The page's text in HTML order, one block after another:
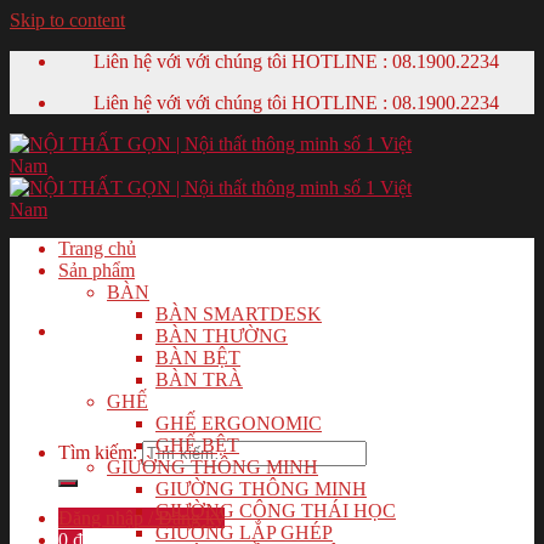
Skip to content
Liên hệ với với chúng tôi HOTLINE : 08.1900.2234
Liên hệ với với chúng tôi HOTLINE : 08.1900.2234
Tìm kiếm:
Đăng nhập / Đăng ký
0 ₫
Trang chủ
Sản phẩm
BÀN
BÀN SMARTDESK
BÀN THƯỜNG
BÀN BỆT
BÀN TRÀ
GHẾ
GHẾ ERGONOMIC
GHẾ BỆT
GIƯỜNG THÔNG MINH
GIƯỜNG THÔNG MINH
GIƯỜNG CÔNG THÁI HỌC
GIƯỜNG LẮP GHÉP